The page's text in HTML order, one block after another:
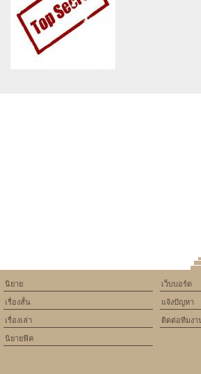
version of PHP) in
/home/keedkean/domains/keedkean.com/
on line534
ข้อมูลเชิงปรัชญา
เว็บบอร์ด
แจ้งปัญหา
ติดต่อทีมงา
นิยาย
เรื่องสั้น
เรื่องเล่า
นิยายฟิค